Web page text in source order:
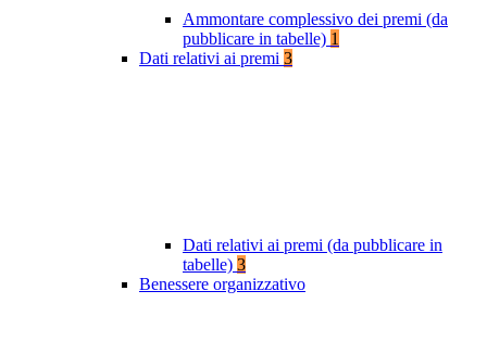
Ammontare complessivo dei premi (da
pubblicare in tabelle) 1
Dati relativi ai premi 3
Dati relativi ai premi (da pubblicare in
tabelle) 3
Benessere organizzativo